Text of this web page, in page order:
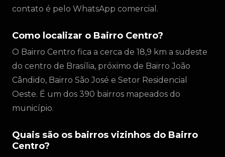
contato é pelo WhatsApp comercial.
Como localizar o Bairro Centro?
O Bairro Centro fica a cerca de 18,9 km a sudeste
do centro de Brasília, próximo de Bairro João
Cândido, Bairro São José e Setor Residencial
Oeste. É um dos 390 bairros mapeados do
município.
Quais são os bairros vizinhos do Bairro
Centro?